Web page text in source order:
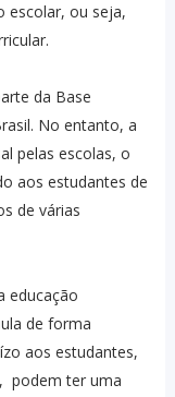
escolar, ou seja,
da Base
No entanto, a
pelas escolas, o
aos estudantes de
de várias
educação
de forma
aos estudantes,
podem ter uma